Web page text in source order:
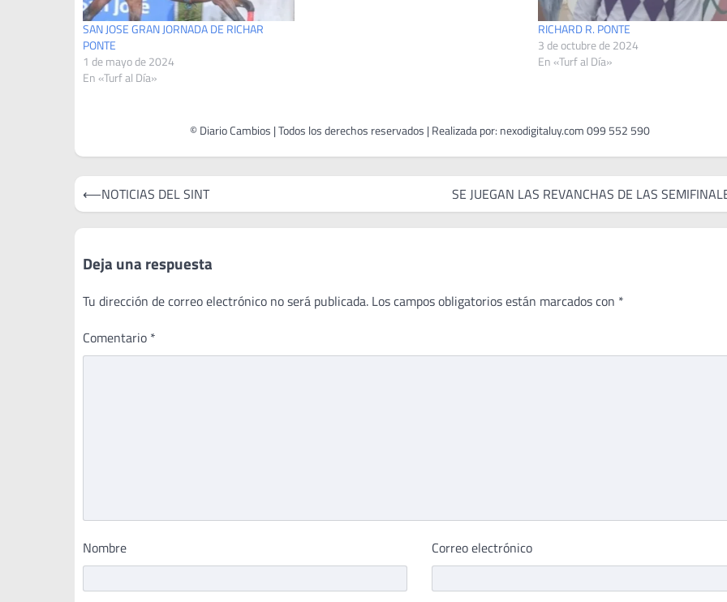
SAN JOSE GRAN JORNADA DE RICHAR
PONTE
1 de mayo de 2024
En «Turf al Día»
RICHARD R. PONTE
3 de octubre de 2024
En «Turf al Día»
Navegación
de
entradas
⟵NOTICIAS DEL SINT SE JUEGAN LAS REVANCHAS DE LAS
Deja una respuesta
Tu dirección de correo electrónico no será publicada. Los campos obligatorios están marcados con *
Comentario *
Nombre Correo electrónico